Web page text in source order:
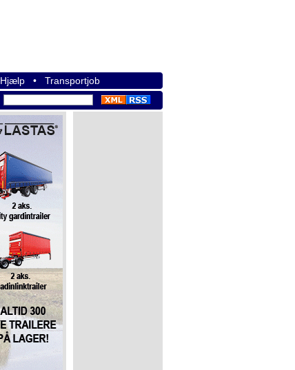
Hjælp • Transportjob